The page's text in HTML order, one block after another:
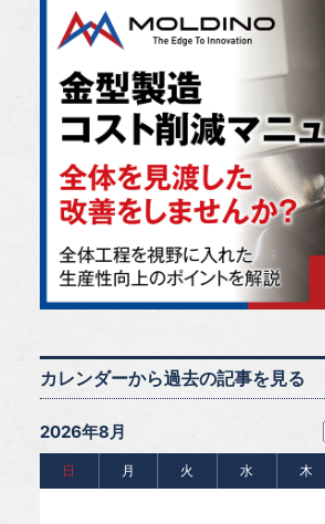
カレンダーから過去の記事を見る
2026年8月
日 月 火 水 木